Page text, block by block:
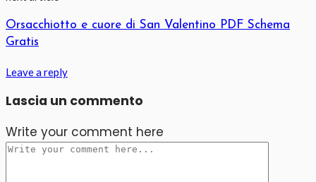
Orsacchiotto e cuore di San Valentino PDF Schema
Gratis
Leave a reply
Lascia un commento
Write your comment here